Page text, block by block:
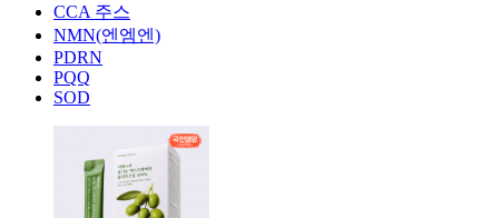
CCA 주스
NMN(엔엠엔)
PDRN
PQQ
SOD